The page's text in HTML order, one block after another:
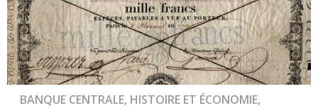
BANQUE CENTRALE, HISTOIRE ET ÉCONOMIE,